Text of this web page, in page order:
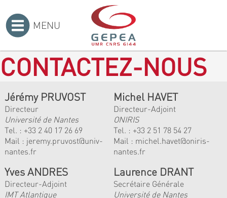
MENU
CONTACTEZ-NOUS
Jérémy PRUVOST
Directeur
Université de Nantes
Tel. : +33 2 40 17 26 69
Mail : jeremy.pruvost@univ-
nantes.fr
Michel HAVET
Directeur-Adjoint
ONIRIS
Tel. : +33 2 51 78 54 27
Mail : michel.havet@oniris-
nantes.fr
Yves ANDRES
Directeur-Adjoint
IMT Atlantique
Laurence DRANT
Secrétaire Générale
Université de Nantes